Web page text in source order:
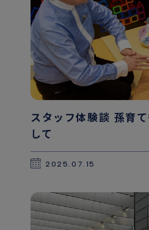
スタッフ体験談 孫育
して
2025.07.15